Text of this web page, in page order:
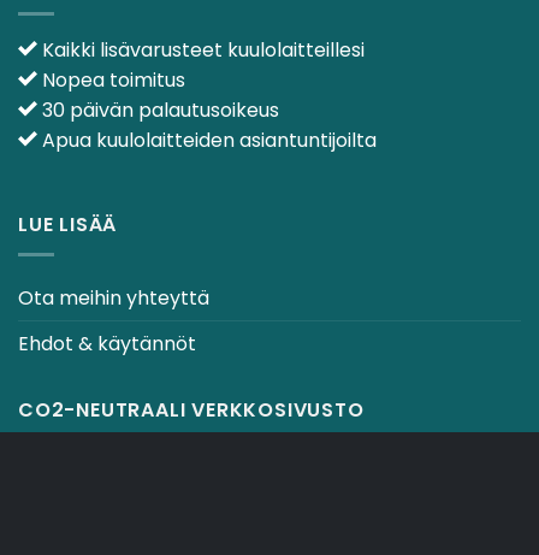
Kaikki lisävarusteet kuulolaitteillesi
Nopea toimitus
30 päivän palautusoikeus
Apua kuulolaitteiden asiantuntijoilta
LUE LISÄÄ
Ota meihin yhteyttä
Ehdot & käytännöt
CO2-NEUTRAALI VERKKOSIVUSTO